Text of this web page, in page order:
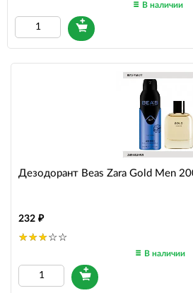
В наличии
Дезодорант Beas Zara Gold Men
232
В наличии